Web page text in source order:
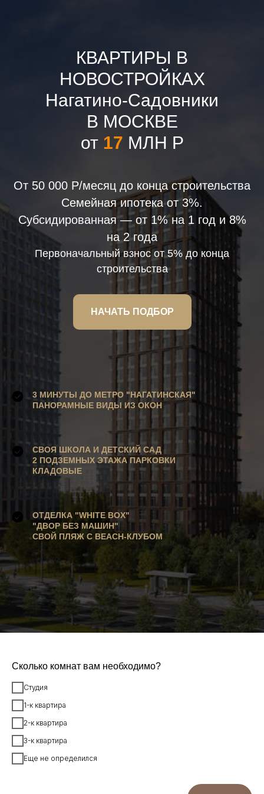
КВАРТИРЫ В
НОВОСТРОЙКАХ
Нагатино-Садовники
В МОСКВЕ
от 17 МЛН Р
От 50 000 Р/месяц до конца строительства
Семейная ипотека от 3%.
Субсидированная — от 1% на 1 год и 8%
на 2 года
Первоначальный взнос от 5% до конца
строительства
НАЧАТЬ ПОДБОР
3 МИНУТЫ ДО МЕТРО "НАГАТИНСКАЯ"
ПАНОРАМНЫЕ ВИДЫ ИЗ ОКОН
СВОЯ ШКОЛА И ДЕТСКИЙ САД
2 ПОДЗЕМНЫХ ЭТАЖА ПАРКОВКИ
КЛАДОВЫЕ
ОТДЕЛКА "WHITE BOX"
"ДВОР БЕЗ МАШИН"
СВОЙ ПЛЯЖ С BEACH-КЛУБОМ
Сколько комнат вам необходимо?
Студия
1-к квартира
2-к квартира
3-к квартира
Еще не определился